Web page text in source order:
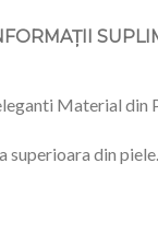
Material
superioara din piele.